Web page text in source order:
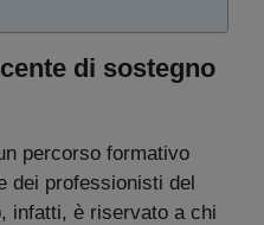
di sostegno
percorso formativo
dei professionisti del
infatti, è riservato a chi